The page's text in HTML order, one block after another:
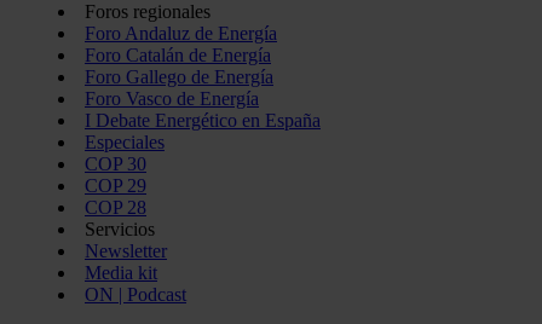
Foros regionales
Foro Andaluz de Energía
Foro Catalán de Energía
Foro Gallego de Energía
Foro Vasco de Energía
I Debate Energético en España
Especiales
COP 30
COP 29
COP 28
Servicios
Newsletter
Media kit
ON | Podcast